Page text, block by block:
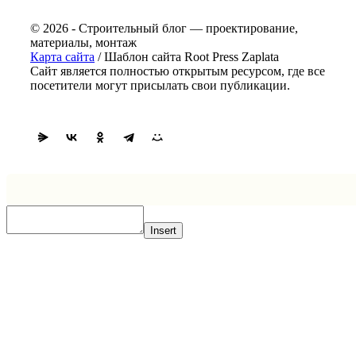
© 2026 - Строительный блог — проектирование,
материалы, монтаж
Карта сайта / Шаблон сайта Root Press Zaplata
Сайт является полностью открытым ресурсом, где все
посетители могут присылать свои публикации.
Insert